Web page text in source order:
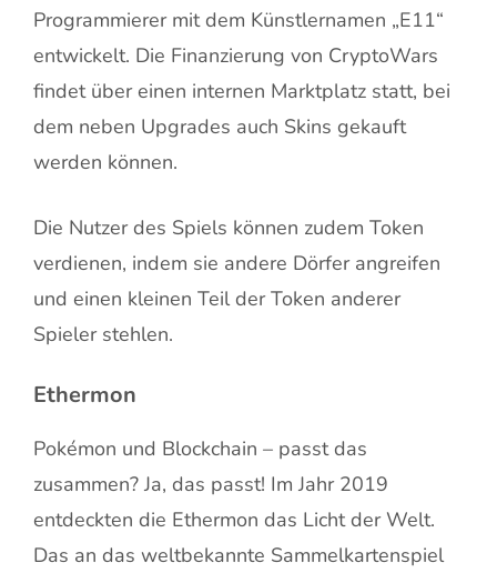
Programmierer mit dem Künstlernamen „E11“
entwickelt. Die Finanzierung von CryptoWars
findet über einen internen Marktplatz statt, bei
dem neben Upgrades auch Skins gekauft
werden können.
Die Nutzer des Spiels können zudem Token
verdienen, indem sie andere Dörfer angreifen
und einen kleinen Teil der Token anderer
Spieler stehlen.
Ethermon
Pokémon und Blockchain – passt das
zusammen? Ja, das passt! Im Jahr 2019
entdeckten die Ethermon das Licht der Welt.
Das an das weltbekannte Sammelkartenspiel